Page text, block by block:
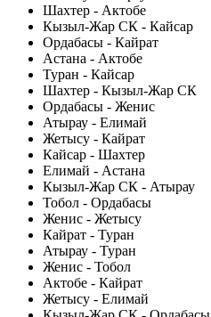
Шахтер - Актобе
Кызыл-Жар СК - Кайсар
Ордабасы - Кайрат
Астана - Актобе
Туран - Кайсар
Шахтер - Кызыл-Жар СК
Ордабасы - Женис
Атырау - Елимай
Жетысу - Кайрат
Кайсар - Шахтер
Елимай - Астана
Кызыл-Жар СК - Атырау
Тобол - Ордабасы
Женис - Жетысу
Кайрат - Туран
Атырау - Туран
Женис - Тобол
Актобе - Кайрат
Жетысу - Елимай